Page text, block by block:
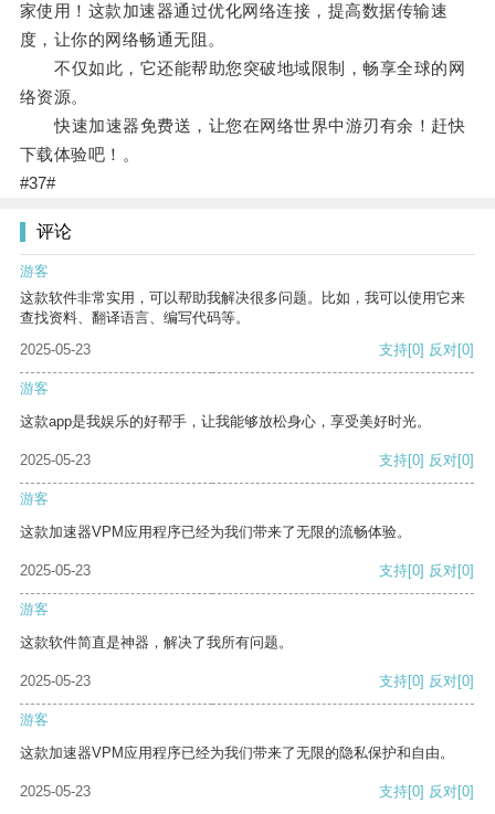
家使用！这款加速器通过优化网络连接，提高数据传输速
度，让你的网络畅通无阻。
不仅如此，它还能帮助您突破地域限制，畅享全球的网
络资源。
快速加速器免费送，让您在网络世界中游刃有余！赶快
下载体验吧！。
#37#
评论
游客
这款软件非常实用，可以帮助我解决很多问题。比如，我可以使用它来
查找资料、翻译语言、编写代码等。
2025-05-23
支持[0] 反对[0]
游客
这款app是我娱乐的好帮手，让我能够放松身心，享受美好时光。
2025-05-23 支持[0] 反对[0]
游客
这款加速器VPM应用程序已经为我们带来了无限的流畅体验。
2025-05-23 支持[0] 反对[0]
游客
这款软件简直是神器，解决了我所有问题。
2025-05-23 支持[0] 反对[0]
游客
这款加速器VPM应用程序已经为我们带来了无限的隐私保护和自由。
2025-05-23 支持[0] 反对[0]